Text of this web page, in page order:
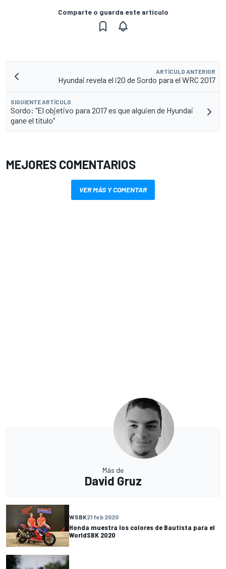
Comparte o guarda este artículo
ARTÍCULO ANTERIOR
Hyundai revela el i20 de Sordo para el WRC 2017
SIGUIENTE ARTÍCULO
Sordo: "El objetivo para 2017 es que alguien de Hyundai
gane el título"
MEJORES COMENTARIOS
VER MÁS Y COMENTAR
Más de
David Gruz
WSBK21 feb 2020
Honda muestra los colores de Bautista para el
WorldSBK 2020